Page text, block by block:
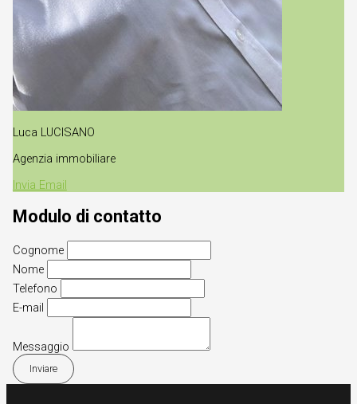
Luca LUCISANO
Agenzia immobiliare
Invia Email
Modulo di contatto
Cognome
Nome
Telefono
E-mail
Messaggio
Inviare